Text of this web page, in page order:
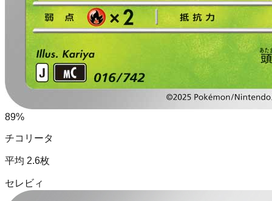
89%
チコリータ
平均 2.6枚
セレビィ